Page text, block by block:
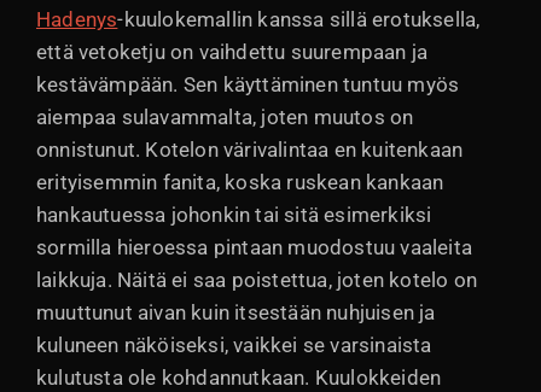
Hadenys-kuulokemallin kanssa sillä erotuksella,
että vetoketju on vaihdettu suurempaan ja
kestävämpään. Sen käyttäminen tuntuu myös
aiempaa sulavammalta, joten muutos on
onnistunut. Kotelon värivalintaa en kuitenkaan
erityisemmin fanita, koska ruskean kankaan
hankautuessa johonkin tai sitä esimerkiksi
sormilla hieroessa pintaan muodostuu vaaleita
laikkuja. Näitä ei saa poistettua, joten kotelo on
muuttunut aivan kuin itsestään nuhjuisen ja
kuluneen näköiseksi, vaikkei se varsinaista
kulutusta ole kohdannutkaan. Kuulokkeiden